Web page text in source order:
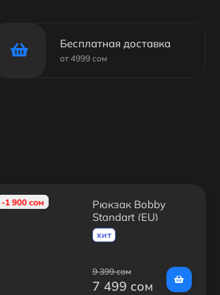
Бесплатная доставка
от 4999 сом
-1 900 сом
Рюкзак Bobby
Standart (EU)
хит
9 399 сом
7 499 сом